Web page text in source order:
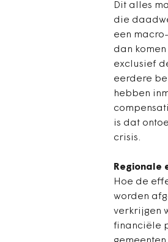
Dit alles
die
een
dan
exclusief
eerdere
hebben
is dat
crisis.
Regionale
Hoe de
worden
verkrijgen
financiële